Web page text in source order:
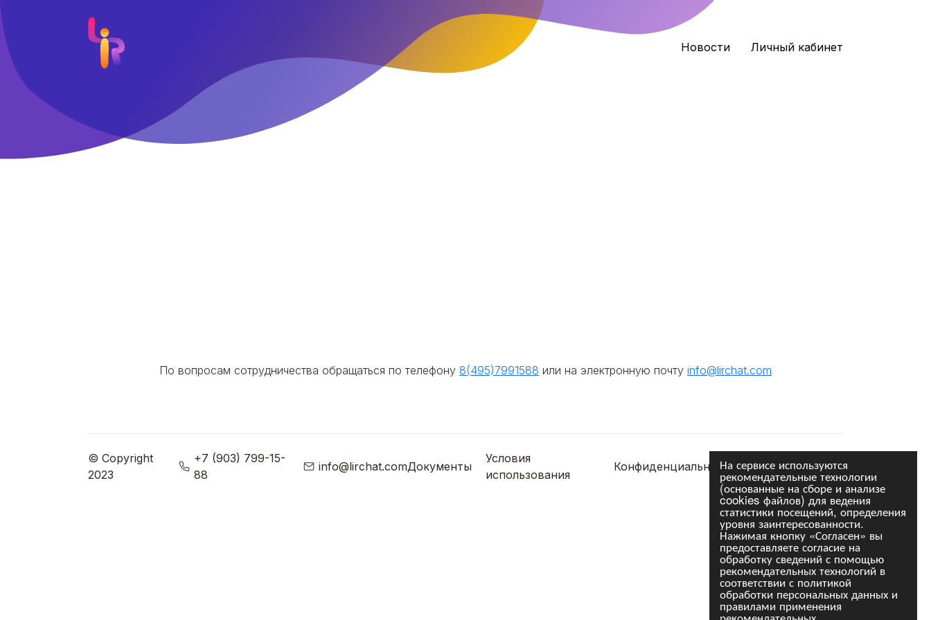
На сервисе используются
рекомендательные технологии
(основанные на сборе и анализе
cookies файлов) для ведения
статистики посещений, определения
уровня заинтересованности.
Нажимая кнопку «Согласен» вы
предоставляете согласие на
обработку сведений с помощью
рекомендательных технологий в
соответствии с политикой
обработки персональных данных и
правилами применения
Новости Личный кабинет
По вопросам сотрудничества обращаться по телефону 8(495)7991588 или на электронную почту info@lirchat.com
© Copyright
2023
+7 (903) 799-15-
88
info@lirchat.comДокументы
Условия
использования
Конфиденциальность Сотрудничество